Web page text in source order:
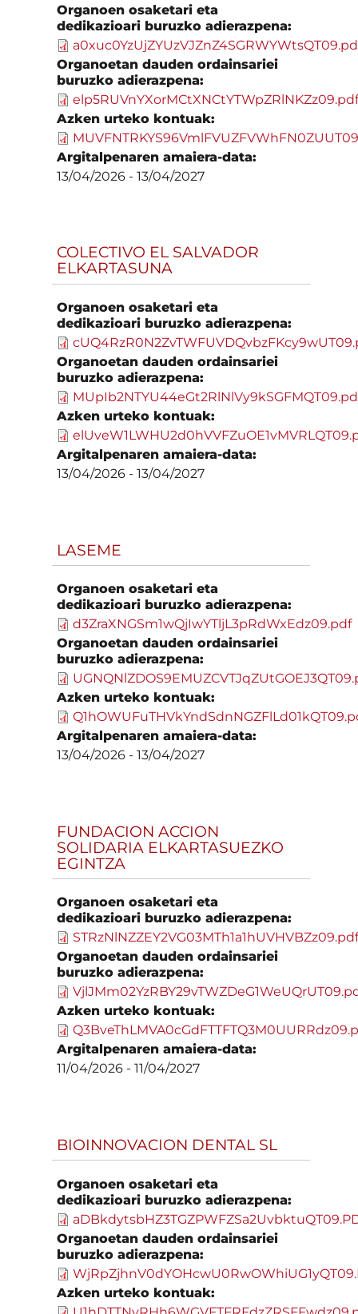
Organoen osaketari eta
dedikazioari buruzko adierazpena:
Organoetan dauden ordainsariei
buruzko adierazpena:
Azken urteko kontuak:
Argitalpenaren amaiera-data:
13/04/2026 -13/04/2027
COLECTIVO EL SALVADOR
ELKARTASUNA
Organoen osaketari eta
dedikazioari buruzko adierazpena:
Organoetan dauden ordainsariei
buruzko adierazpena:
Azken urteko kontuak:
Argitalpenaren amaiera-data:
13/04/2026 -13/04/2027
LASEME
Organoen osaketari eta
dedikazioari buruzko adierazpena:
d3ZraXNGSm1wQjIwYTljL3pRdWxEdz09.pdf
Organoetan dauden ordainsariei
buruzko adierazpena:
Azken urteko kontuak:
Argitalpenaren amaiera-data:
13/04/2026 -13/04/2027
FUNDACION ACCION
SOLIDARIA ELKARTASUEZKO
EGINTZA
Organoen osaketari eta
dedikazioari buruzko adierazpena:
Organoetan dauden ordainsariei
buruzko adierazpena:
Azken urteko kontuak:
Argitalpenaren amaiera-data:
11/04/2026 -11/04/2027
BIOINNOVACION DENTAL SL
Organoen osaketari eta
dedikazioari buruzko adierazpena:
Organoetan dauden ordainsariei
buruzko adierazpena:
Azken urteko kontuak: